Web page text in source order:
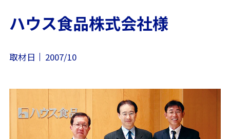
ハウス食品株式会社様
取材日 2007/10